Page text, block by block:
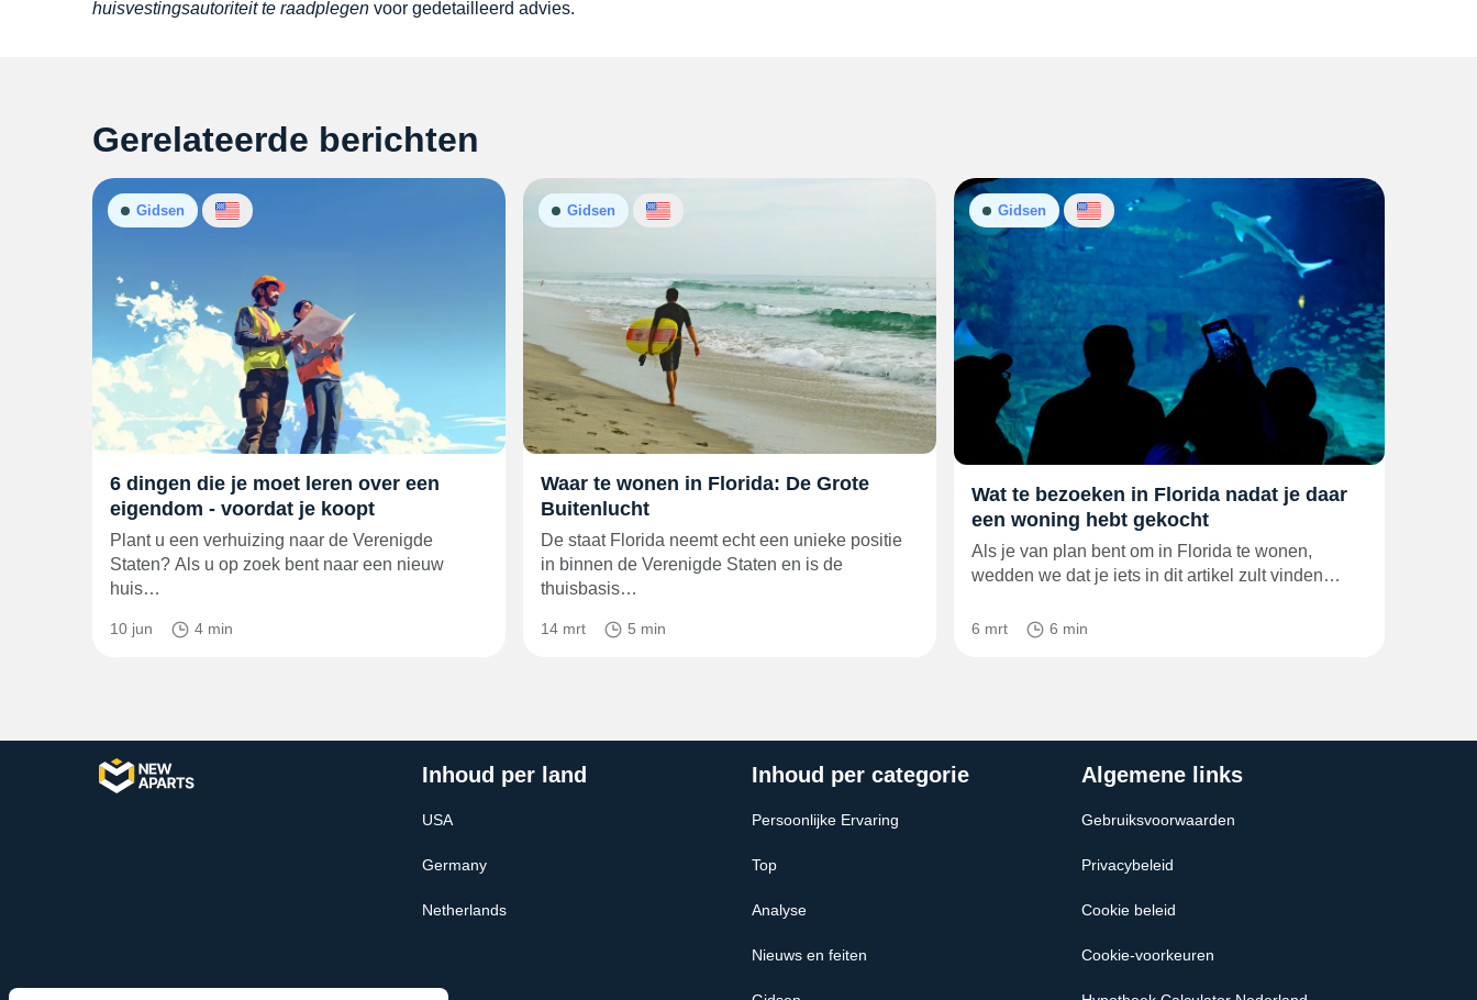
huisvestingsautoriteit te raadplegen voor gedetailleerd advies.
Gerelateerde berichten
Gidsen
6 dingen die je moet leren over een
eigendom - voordat je koopt
Plant u een verhuizing naar de Verenigde
Staten? Als u op zoek bent naar een nieuw
huis…
10 jun 4 min
Gidsen
Waar te wonen in Florida: De Grote
Buitenlucht
De staat Florida neemt echt een unieke positie
in binnen de Verenigde Staten en is de
thuisbasis…
14 mrt 5 min
Gidsen
Wat te bezoeken in Florida nadat je daar
een woning hebt gekocht
Als je van plan bent om in Florida te wonen,
wedden we dat je iets in dit artikel zult vinden…
6 mrt 6 min
Inhoud per land
USA
Germany
Netherlands
Inhoud per categorie
Persoonlijke Ervaring
Top
Analyse
Nieuws en feiten
Algemene links
Gebruiksvoorwaarden
Privacybeleid
Cookie beleid
Cookie-voorkeuren